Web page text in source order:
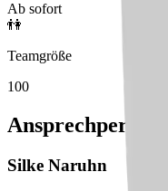
Ab sofort
👫
Teamgröße
100
Ansprechperson
Silke Naruhn